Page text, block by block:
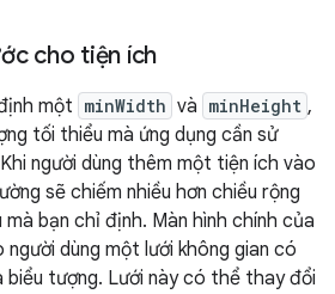
cho tiện ích
một minWidth và minHeight ,
tối thiểu mà ứng dụng cần sử
người dùng thêm một tiện ích vào
sẽ chiếm nhiều hơn chiều rộng
bạn chỉ định. Màn hình chính của
dùng một lưới không gian có
tượng. Lưới này có thể thay đổi